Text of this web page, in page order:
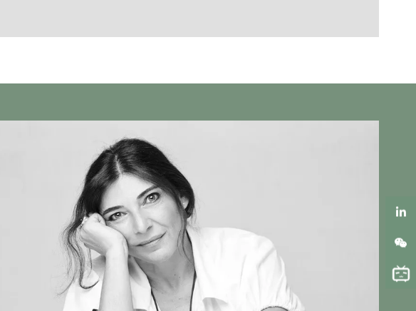
LinkedIn
WeChat